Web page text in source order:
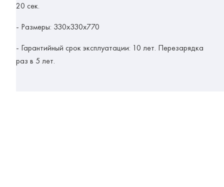
20 сек.
- Размеры: 330х330х770
- Гарантийный срок эксплуатации: 10 лет. Перезарядка
раз в 5 лет.